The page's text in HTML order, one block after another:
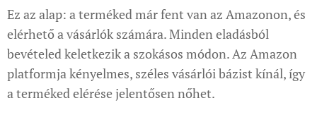
Ez az alap: a terméked már fent van az Amazonon, és
elérhető a vásárlók számára. Minden eladásból
bevételed keletkezik a szokásos módon. Az Amazon
platformja kényelmes, széles vásárlói bázist kínál, így
a terméked elérése jelentősen nőhet.